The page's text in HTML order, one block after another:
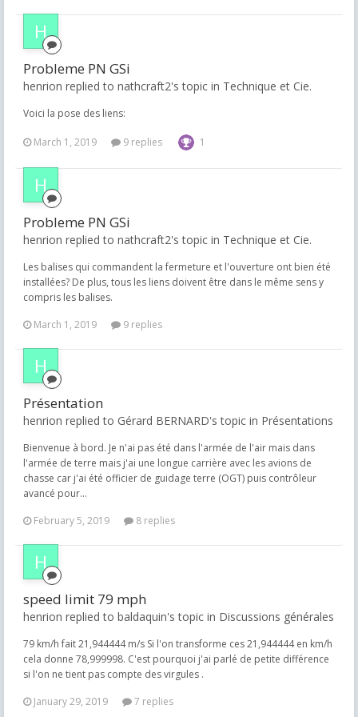
Probleme PN GSi
henrion replied to nathcraft2's topic in Technique et Cie.
Voici la pose des liens:
March 1, 2019 9 replies 1
Probleme PN GSi
henrion replied to nathcraft2's topic in Technique et Cie.
Les balises qui commandent la fermeture et l'ouverture ont bien été
installées? De plus, tous les liens doivent être dans le même sens y
compris les balises.
March 1, 2019
9 replies
Présentation
henrion replied to Gérard BERNARD's topic in Présentations
Bienvenue à bord. Je n'ai pas été dans l'armée de l'air mais dans
l'armée de terre mais j'ai une longue carrière avec les avions de
chasse car j'ai été officier de guidage terre (OGT) puis contrôleur
avancé pour...
February 5, 2019
8 replies
speed limit 79 mph
henrion replied to baldaquin's topic in Discussions générales
79 km/h fait 21,944444 m/s Si l'on transforme ces 21,944444 en km/h
cela donne 78,999998. C'est pourquoi j'ai parlé de petite différence
si l'on ne tient pas compte des virgules .
January 29, 2019
7 replies